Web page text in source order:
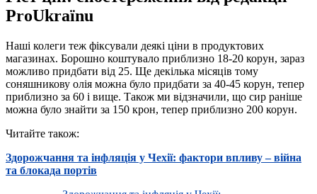
ProUkraїnu
Наші колеги теж фіксували деякі ціни в продуктових
магазинах. Борошно коштувало приблизно 18-20 корун, зараз
можливо придбати від 25. Ще декілька місяців тому
соняшникову олія можна було придбати за 40-45 корун, тепер
приблизно за 60 і вище. Також ми відзначили, що сир раніше
можна було знайти за 150 крон, тепер приблизно 200 корун.
Читайте також:
Здорожчання та інфляція у Чехії: фактори впливу – війна
та блокада портів